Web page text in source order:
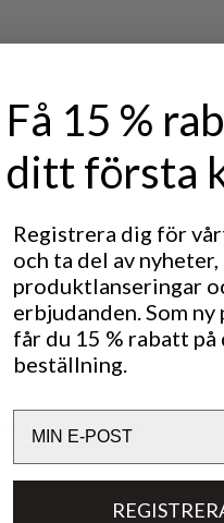
Utmärkt för
OUTDOOR LIFE
BREATHABILITY 4/6
Få 15 %
ditt första
Registrera dig för
och ta del av nyheter,
produktlanseringar
erbjudanden. Som
får du 15 % rabatt
beställning.